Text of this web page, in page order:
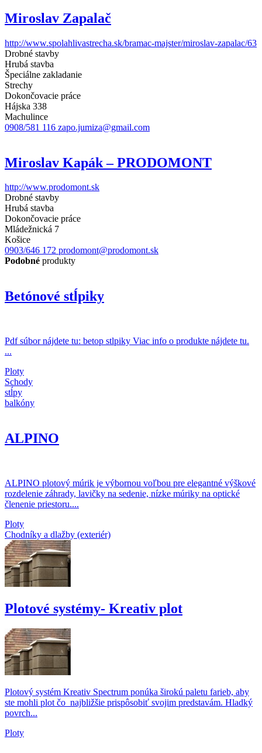
Miroslav Zapalač
http://www.spolahlivastrecha.sk/bramac-majster/miroslav-zapalac/63
Drobné stavby
Hrubá stavba
Špeciálne zakladanie
Strechy
Dokončovacie práce
Hájska 338
Machulince
0908/581 116 zapo.jumiza@gmail.com
Miroslav Kapák – PRODOMONT
http://www.prodomont.sk
Drobné stavby
Hrubá stavba
Dokončovacie práce
Mládežnická 7
Košice
0903/646 172 prodomont@prodomont.sk
Podobné produkty
Betónové stĺpiky
Pdf súbor nájdete tu: betop stlpiky Viac info o produkte nájdete tu.
...
Ploty
Schody
stĺpy
balkóny
ALPINO
ALPINO plotový múrik je výbornou voľbou pre elegantné výškové
rozdelenie záhrady, lavičky na sedenie, nízke múriky na optické
členenie priestoru....
Ploty
Chodníky a dlažby (exteriér)
Plotové systémy- Kreativ plot
Plotový systém Kreativ Spectrum ponúka širokú paletu farieb, aby
ste mohli plot čo najbližšie prispôsobiť svojim predstavám. Hladký
povrch...
Ploty